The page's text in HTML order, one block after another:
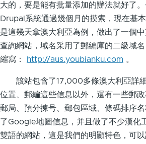
大的，要是能有批量添加的辦法就好了
Drupal系統通過幾個月的摸索，現在基
是這幾天拿澳大利亞為例，做出了一個
查詢網站，域名采用了郵編庫的二級域
縮寫：
http://aus.youbianku.com 。
該站包含了17,000多條澳大利亞詳細
位置、郵編這些信息以外，還有一些郵
郵局、預分揀号、郵包區域、條碼排序
了Google地圖信息，并且做了不少漢化
雙語的網站，這是我們的明顯特色，可